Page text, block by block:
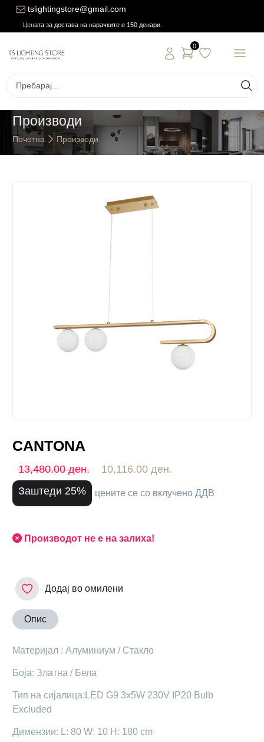
tslightingstore@gmail.com
Цената за достава на нарачките е 150 денари.
0
Производи
Почетна Производи
CANTONA
13,480.00 ден.
10,116.00 ден.
Заштеди 25%
цените се со вклучено ДДВ
Производот не е на залиха!
Додај во омилени
Опис
Материјал : Алуминиум / Стакло
Боја: Златна / Бела
Тип на сијалица:LED G9 3x5W 230V IP20 Bulb
Excluded
Димензии: L: 80 W: 10 H: 180 cm